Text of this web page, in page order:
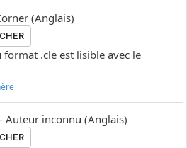
(Anglais)
.cle est lisible avec le
- Auteur inconnu (Anglais)